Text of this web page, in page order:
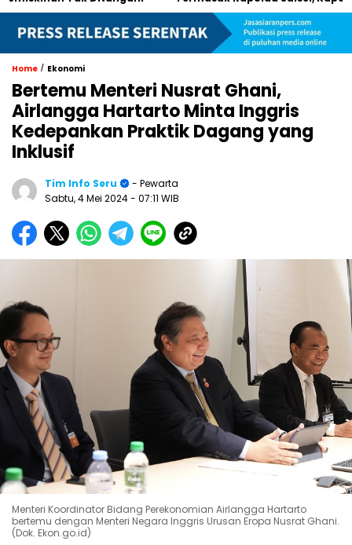
Home / Ekonomi
Bertemu Menteri Nusrat Ghani,
Airlangga Hartarto Minta Inggris
Kedepankan Praktik Dagang yang
Inklusif
Tim Info Seru
- Pewarta
Sabtu, 4 Mei 2024- 07:11 WIB
Menteri Koordinator Bidang Perekonomian Airlangga Hartarto
bertemu dengan Menteri Negara Inggris Urusan Eropa Nusrat Ghani.
(Dok. Ekon.go.id)